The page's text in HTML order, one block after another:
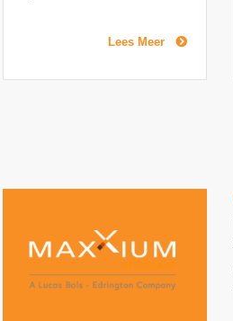
beroemde cocktails zoals de
heerlijk over ijs of als Spritz.
Lees Meer